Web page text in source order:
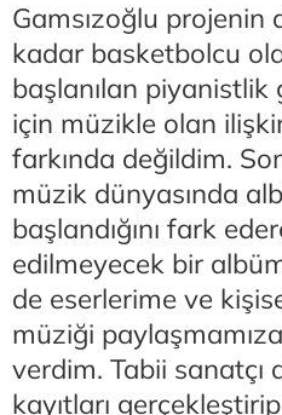
Gamsızoğlu projenin
kadar basketbolcu
başlanılan piyanistlik
için müzikle olan
farkında değildim.
müzik dünyasında
başlandığını fark
edilmeyecek bir
de eserlerime ve
müziği
verdim. Tabii sanatçı
kayıtları